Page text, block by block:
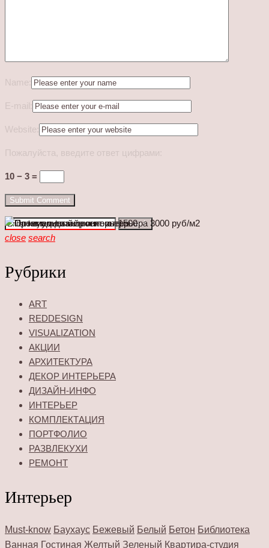
Name:
E-mail:
Website:
Пожалуйста, введите ответ цифрами:
10 − 3 =
Enter
keyword
Search
close search
Рубрики
ART
REDDESIGN
VISUALIZATION
АКЦИИ
АРХИТЕКТУРА
ДЕКОР ИНТЕРЬЕРА
ДИЗАЙН-ИНФО
ИНТЕРЬЕР
КОМПЛЕКТАЦИЯ
ПОРТФОЛИО
РАЗВЛЕКУХИ
РЕМОНТ
Интерьер
Must-know Баухаус Бежевый Белый Бетон Библиотека
Ванная Гостиная Желтый Зеленый Квартира-студия